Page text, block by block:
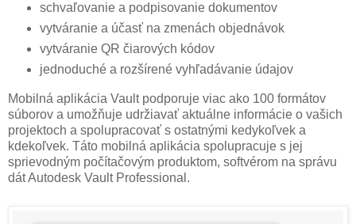
schvaľovanie a podpisovanie dokumentov
vytváranie a účasť na zmenách objednávok
vytváranie QR čiarových kódov
jednoduché a rozšírené vyhľadávanie údajov
Mobilná aplikácia Vault podporuje viac ako 100 formátov
súborov a umožňuje udržiavať aktuálne informácie o vašich
projektoch a spolupracovať s ostatnými kedykoľvek a
kdekoľvek. Táto mobilná aplikácia spolupracuje s jej
sprievodným počítačovým produktom, softvérom na správu
dát Autodesk Vault Professional.